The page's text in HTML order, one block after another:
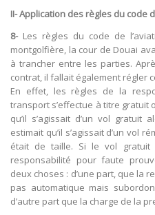
II- Application des règles du code
8-Les règles du code de
montgolfière, la cour de Douai
à trancher entre les parties.
contrat, il fallait également régler
En effet, les règles de la
transport s’effectue à titre gratuit
qu’il s’agissait d’un vol gratuit
estimait qu’il s’agissait d’un vol
était de taille. Si le vol gratuit
responsabilité pour faute
deux choses : d’une part, que la
pas automatique mais
d’autre part que la charge de la